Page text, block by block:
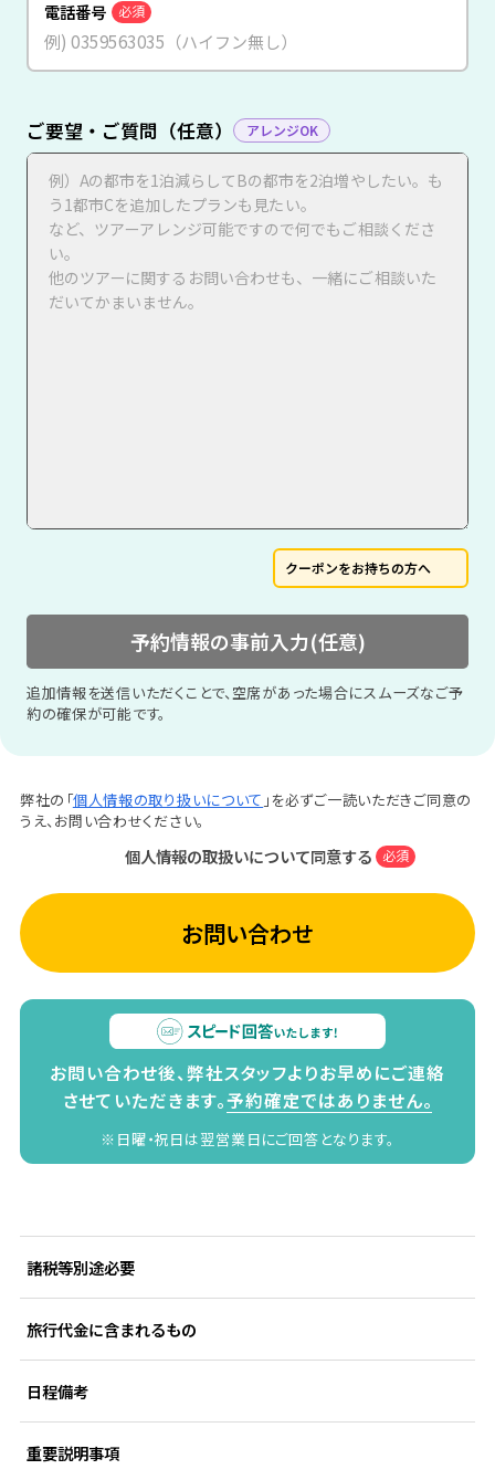
電話番号 必須
ご要望・ご質問（任意） アレンジOK
クーポンをお持ちの方へ
予約情報の事前入力(任意)
追加情報を送信いただくことで、空席があった場合にスムーズなご予
約の確保が可能です。
弊社の「個人情報の取り扱いについて 」を必ずご一読いただきご同意の
うえ、お問い合わせください。
個人情報の取扱いについて同意する 必須
お問い合わせ
お問い合わせ後、弊社スタッフよりお早めにご連絡
させていただきます。予約確定ではありません。
※日曜・祝日は翌営業日にご回答となります。
諸税等別途必要
旅行代金に含まれるもの
日程備考
重要説明事項